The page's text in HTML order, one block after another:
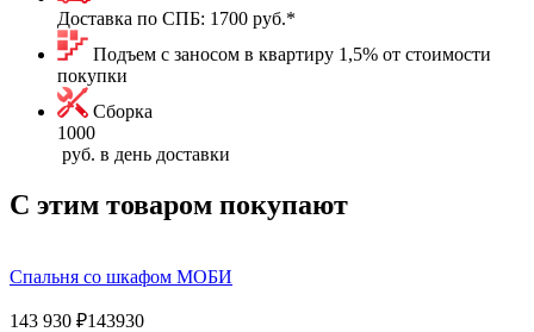
Доставка по СПБ: 1700 руб.*
Подъем с заносом в квартиру 1,5% от стоимости
покупки
Сборка
1000
руб. в день доставки
С этим товаром покупают
Спальня со шкафом MOБИ
143 930 ₽143930